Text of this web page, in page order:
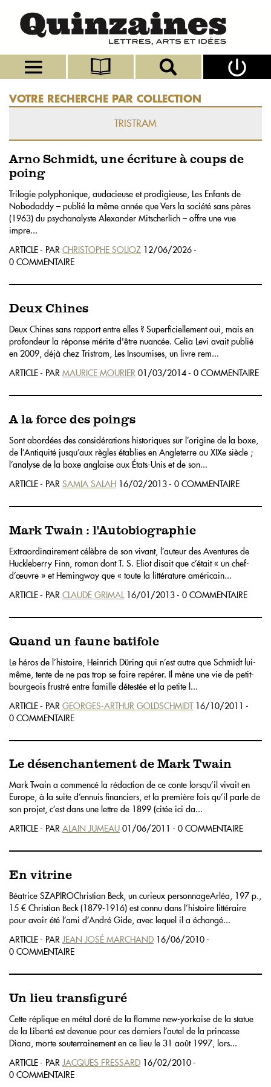
VOTRE RECHERCHE PAR COLLECTION
TRISTRAM
Arno Schmidt, une écriture à coups de
poing
Trilogie polyphonique, audacieuse et prodigieuse, Les Enfants de
Nobodaddy – publié la même année que Vers la société sans pères
(1963) du psychanalyste Alexander Mitscherlich – offre une vue
impre...
ARTICLE - PAR CHRISTOPHE SOLIOZ 12/06/2026 -
0 COMMENTAIRE
Deux Chines
Deux Chines sans rapport entre elles ? Superficiellement oui, mais en
profondeur la réponse mérite d'être nuancée. Celia Levi avait publié
en 2009, déjà chez Tristram, Les Insoumises, un livre rem...
ARTICLE - PAR MAURICE MOURIER 01/03/2014 - 0 COMMENTAIRE
A la force des poings
Sont abordées des considérations historiques sur l’origine de la boxe,
de l’Antiquité jusqu’aux règles établies en Angleterre au XIXe siècle ;
l’analyse de la boxe anglaise aux États-Unis et de son...
ARTICLE - PAR SAMIA SALAH 16/02/2013 - 0 COMMENTAIRE
Mark Twain : l'Autobiographie
Extraordinairement célèbre de son vivant, l’auteur des Aventures de
Huckleberry Finn, roman dont T. S. Eliot disait que c’était « un chef-
d’œuvre » et Hemingway que « toute la littérature américain...
ARTICLE - PAR CLAUDE GRIMAL16/01/2013 - 0 COMMENTAIRE
Quand un faune batifole
Le héros de l’histoire, Heinrich Düring qui n’est autre que Schmidt lui-
même, tente de ne pas trop se faire repérer. Il mène une vie de petit-
bourgeois frustré entre famille détestée et la petite l...
ARTICLE - PAR GEORGES-ARTHUR GOLDSCHMIDT16/10/2011 -
0 COMMENTAIRE
Le désenchantement de Mark Twain
Mark Twain a commencé la rédaction de ce conte lorsqu’il vivait en
Europe, à la suite d’ennuis financiers, et la première fois qu’il parle de
son projet, c’est dans une lettre de 1899 (citée ici da...
ARTICLE - PAR ALAIN JUMEAU 01/06/2011 - 0 COMMENTAIRE
En vitrine
Béatrice SZAPIROChristian Beck, un curieux personnageArléa, 197 p.,
15 € Christian Beck (1879-1916) est connu dans l’histoire littéraire
pour avoir été l’ami d’André Gide, avec lequel il a échangé...
ARTICLE - PAR JEAN JOSÉ MARCHAND 16/06/2010 -
0 COMMENTAIRE
Un lieu transfiguré
Cette réplique en métal doré de la flamme new-yorkaise de la statue
de la Liberté est devenue pour ces derniers l’autel de la princesse
Diana, morte souterrainement en ce lieu le 31 août 1997, lors...
ARTICLE - PAR JACQUES FRESSARD 16/02/2010 -
0 COMMENTAIRE